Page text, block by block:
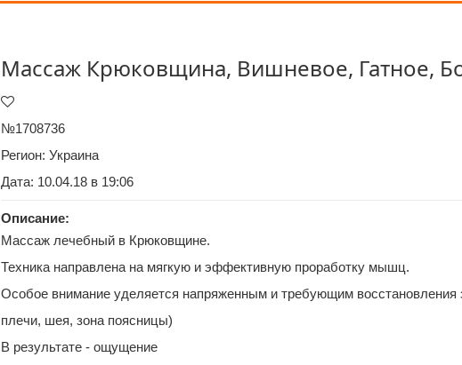
Массаж Крюковщина, Вишневое, Гатное,
№1708736
Регион: Украина
Дата: 10.04.18 в 19:06
Описание:
Массаж лечебный в Крюковщине.
Техника направлена на мягкую и эффективную проработку мышц.
Особое внимание уделяется напряженным и требующим восстановления
плечи, шея, зона поясницы)
В результате - ощущение